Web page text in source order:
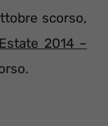
scorso,
2014 –